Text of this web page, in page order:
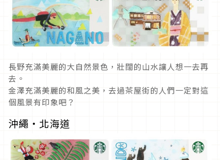
長野充滿美麗的大自然景色，壯闊的山水讓人想一去再
去。
金澤充滿美麗的和風之美，去過茶屋街的人們一定對這
個風景有印象吧？
沖繩・北海道